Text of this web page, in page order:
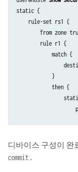
static {
    rule-set rs1 {
from zone
        rule r1 {
            match {
            }
            then {
                }
디바이스 구성이 완
commit .